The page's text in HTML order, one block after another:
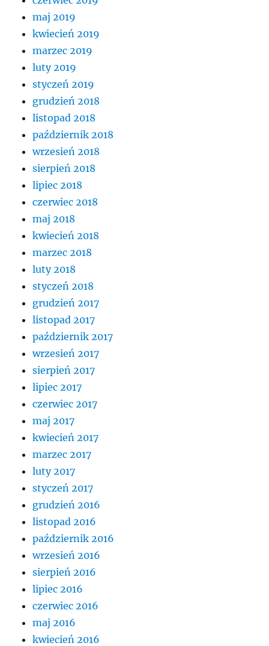
maj 2019
kwiecień 2019
marzec 2019
luty 2019
styczeń 2019
grudzień 2018
listopad 2018
październik 2018
wrzesień 2018
sierpień 2018
lipiec 2018
czerwiec 2018
maj 2018
kwiecień 2018
marzec 2018
luty 2018
styczeń 2018
grudzień 2017
listopad 2017
październik 2017
wrzesień 2017
sierpień 2017
lipiec 2017
czerwiec 2017
maj 2017
kwiecień 2017
marzec 2017
luty 2017
styczeń 2017
grudzień 2016
listopad 2016
październik 2016
wrzesień 2016
sierpień 2016
lipiec 2016
czerwiec 2016
maj 2016
kwiecień 2016